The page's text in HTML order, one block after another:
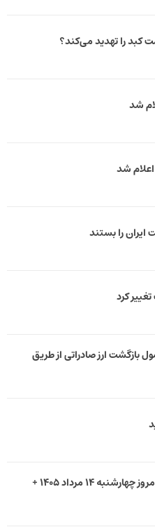
کبد را تهدید می‌کند؟
شد
شد
را بستند
کرد
بازگشت ارز صادراتی از طریق
قیمت سکه پارسیان امروز چهارشنبه ۱۴ مرداد ۱۴۰۵ +